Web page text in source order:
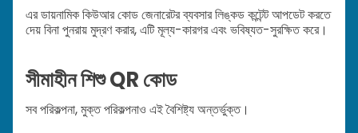
এর ডায়নামিক কিউআর কোড জেনারেটর ব্যবসার লিঙ্কড কন্টেন্ট আপডেট করতে
দেয় বিনা পুনরায় মুদ্রণ করার, এটি মূল্য-কারগর এবং ভবিষ্যত-সুরক্ষিত করে।
সীমাহীন শিশু QR কোড
সব পরিকল্পনা, মুক্ত পরিকল্পনাও এই বৈশিষ্ট্য অন্তর্ভুক্ত।